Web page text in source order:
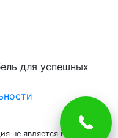
для успешных
не является публичной